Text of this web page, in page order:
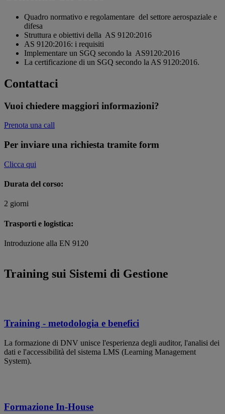
Quadro normativo e regolamentare del settore aerospaziale e
difesa
Struttura e obiettivi della AS 9120:2016
AS 9120:2016: i requisiti
Implementare un SGQ secondo la AS9120:2016
La certificazione di un SGQ secondo la AS 9120:2016.
Contattaci
Vuoi chiedere maggiori informazioni?
Prenota una call
Per inviare una richiesta tramite form
Clicca qui
Durata del corso:
2 giorni
Trasporti e logistica:
Introduzione alla EN 9120
Training sui Sistemi di Gestione
Training - metodologia e benefici
La formazione di DNV unisce l'esperienza degli auditor, l'analisi dei
dati e l'accessibilità del sistema LMS (Learning Management
System).
Formazione In-House